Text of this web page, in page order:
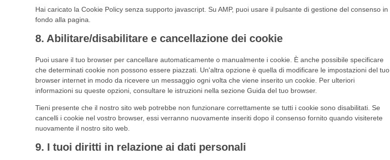
Hai caricato la Cookie Policy senza supporto javascript. Su AMP, puoi usare il pulsante di gestione del consenso in
fondo alla pagina.
8. Abilitare/disabilitare e cancellazione dei cookie
Puoi usare il tuo browser per cancellare automaticamente o manualmente i cookie. È anche possibile specificare
che determinati cookie non possono essere piazzati. Un'altra opzione è quella di modificare le impostazioni del tuo
browser internet in modo da ricevere un messaggio ogni volta che viene inserito un cookie. Per ulteriori
informazioni su queste opzioni, consultare le istruzioni nella sezione Guida del tuo browser.
Tieni presente che il nostro sito web potrebbe non funzionare correttamente se tutti i cookie sono disabilitati. Se
cancelli i cookie nel vostro browser, essi verranno nuovamente inseriti dopo il consenso fornito quando visiterete
nuovamente il nostro sito web.
9. I tuoi diritti in relazione ai dati personali